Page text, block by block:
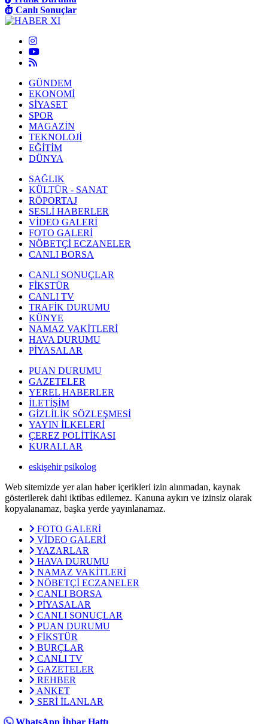
Canlı Sonuçlar
GÜNDEM
EKONOMİ
SİYASET
SPOR
MAGAZİN
TEKNOLOJİ
EĞİTİM
DÜNYA
SAĞLIK
KÜLTÜR - SANAT
RÖPORTAJ
SESLİ HABERLER
VİDEO GALERİ
FOTO GALERİ
NÖBETÇİ ECZANELER
CANLI BORSA
CANLI SONUÇLAR
FİKSTÜR
CANLI TV
TRAFİK DURUMU
KÜNYE
NAMAZ VAKİTLERİ
HAVA DURUMU
PİYASALAR
PUAN DURUMU
GAZETELER
YEREL HABERLER
İLETİŞİM
GİZLİLİK SÖZLEŞMESİ
YAYIN İLKELERİ
ÇEREZ POLİTİKASI
KURALLAR
eskişehir psikolog
Web sitemizde yer alan haber içerikleri izin alınmadan, kaynak
gösterilerek dahi iktibas edilemez. Kanuna aykırı ve izinsiz olarak
kopyalanamaz, başka yerde yayınlanamaz.
FOTO GALERİ
VİDEO GALERİ
YAZARLAR
HAVA DURUMU
NAMAZ VAKİTLERİ
NÖBETÇİ ECZANELER
CANLI BORSA
PİYASALAR
CANLI SONUÇLAR
PUAN DURUMU
FİKSTÜR
BURÇLAR
CANLI TV
GAZETELER
REHBER
ANKET
SERİ İLANLAR